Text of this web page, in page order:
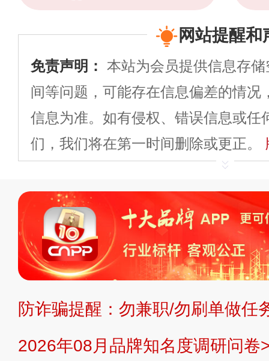
网站提醒和
免责声明： 本站为会员提供信息存
间等问题，可能存在信息偏差的情况
信息为准。如有侵权、错误信息或任
们，我们将在第一时间删除或更正。
平台自有内容（文字
标、LOGO 等）知识产权归本站所
复制、转载、商用。本站不生产产
不代理、不招商、不提供中介服务。
持投资购买的观点或意见，页面信息
提交说明： 快速提交发布>> 提交品
防诈骗提醒：勿兼职/勿刷单做任
2026年08月品牌知名度调研问卷